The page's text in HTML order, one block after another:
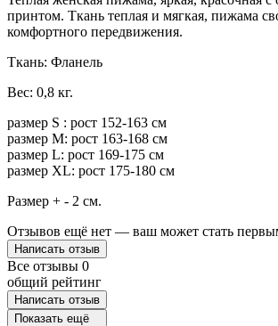
принтом. Ткань теплая и мягкая, пижама
комфортного передвижения.
Ткань: Фланель
Вес: 0,8 кг.
размер S : рост 152-163 см
размер M: рост 163-168 см
размер L: рост 169-175 см
размер XL: рост 175-180 см
Размер + - 2 см.
Отзывов ещё нет — ваш может стать
Написать отзыв
Все отзывы 0
общий рейтинг
Написать отзыв
Показать ещё